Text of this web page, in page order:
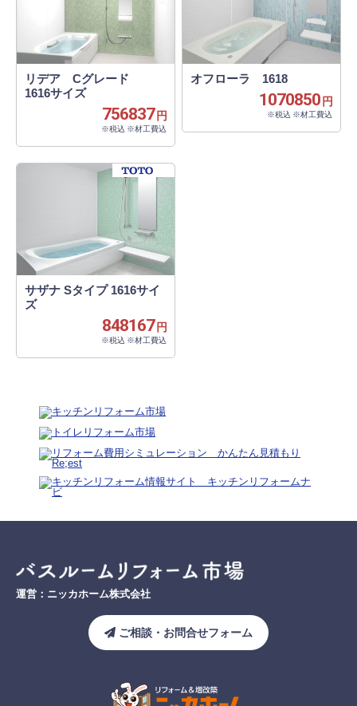
リデア Cグレード
1616サイズ
756837 円
※税込 ※材工費込
オフローラ 1618
1070850 円
※税込 ※材工費込
サザナ Sタイプ 1616サイ
ズ
848167円
※税込 ※材工費込
運営：ニッカホーム株式会社
ご相談・お問合せフォーム